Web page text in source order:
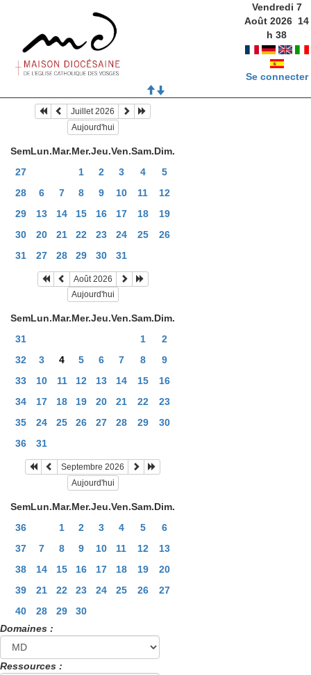
Vendredi 7
Août 2026 14
h38
Se connecter
Juillet 2026
Aujourd'hui
SemLun.Mar.Mer.Jeu.Ven.Sam.Dim.
27
1 2 3 4
5
28
6 7 8 9 10 11
12
29
13 14 15 16 17 18
19
30
20 21 22 23 24 25
26
31
27 28 29 30 31
Août 2026
Aujourd'hui
SemLun.Mar.Mer.Jeu.Ven.Sam.Dim.
31
1
2
32
3 4 5 6 7 8
9
33
10 11 12 13 14 15
16
34
17 18 19 20 21 22
23
35
24 25 26 27 28 29
30
36
31
Septembre 2026
Aujourd'hui
SemLun.Mar.Mer.Jeu.Ven.Sam.Dim.
36
1 2 3 4 5
6
37
7 8 9 10 11 12
13
38
14 15 16 17 18 19
20
39
21 22 23 24 25 26
27
40
28 29
30
Domaines :
Ressources :